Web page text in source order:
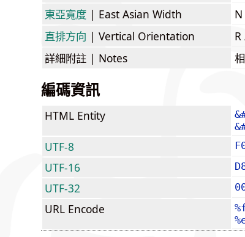
東亞寬度 | East Asian Width
直排方向 | Vertical Orientation
詳細附註 | Notes
編碼資訊
HTML Entity
UTF-8
UTF-16
UTF-32
URL Encode